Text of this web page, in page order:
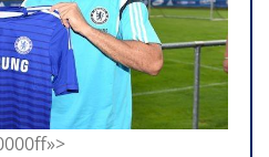
#0000ff»>